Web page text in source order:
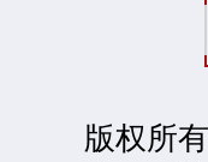
版权所